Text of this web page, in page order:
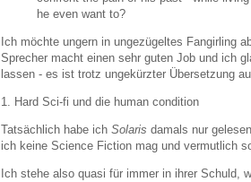
he even want to?
Ich möchte ungern in ungezügeltes Fangirling
Sprecher macht einen sehr guten Job und ich
lassen - es ist trotz ungekürzter Übersetzung
1. Hard Sci-fi und die human condition
Tatsächlich habe ich Solaris damals nur
ich keine Science Fiction mag und vermutlich
Ich stehe also quasi für immer in ihrer Schuld,